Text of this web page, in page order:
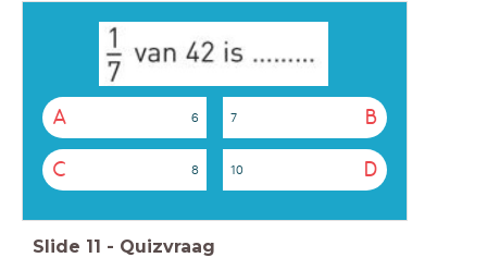
A 6 B
7
C 8 D
10
Slide 11 - Quizvraag